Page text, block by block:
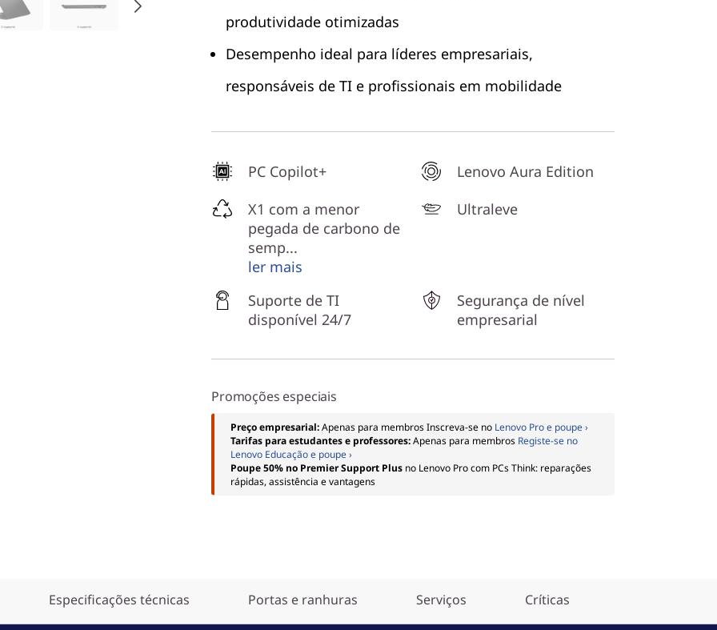
produtividade otimizadas
Desempenho ideal para líderes empresariais,
responsáveis de TI e profissionais em mobilidade
PC Copilot+
Lenovo Aura Edition
X1 com a menor
pegada de carbono de
semp...
ler mais
Ultraleve
Suporte de TI
disponível 24/7
Segurança de nível
empresarial
Promoções especiais
Preço empresarial:Apenas para membros Inscreva-se no Lenovo Pro e poupe ›
Tarifas para estudantes e professores:Apenas para membros Registe-se no
Lenovo Educação e poupe ›
Poupe 50% no Premier Support Plus no Lenovo Pro com PCs Think: reparações
rápidas, assistência e vantagens
Especificações técnicas Portas e ranhuras Serviços Críticas